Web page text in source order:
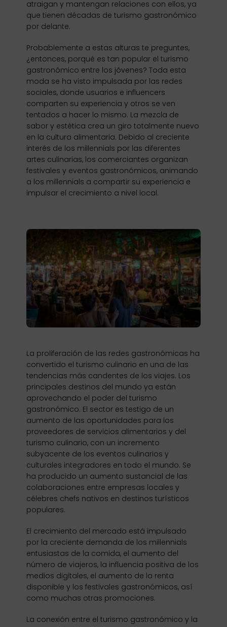
atraigan y mantengan relaciones con ellos, ya
que tienen décadas de turismo gastronómico
por delante.
Probablemente a estas alturas te preguntes,
¿entonces, porqué es tan popular el turismo
gastronómico entre los jóvenes? Toda esta
moda se ha visto impulsada por las redes
sociales, donde usuarios e influencers
comparten su experiencia y otros se ven
tentados a hacer lo mismo. La mezcla de
sabor y estética crea un giro totalmente nuevo
en la cultura alimentaria. Debido al creciente
interés de los millennials por las diferentes
artes culinarias, los comerciantes organizan
festivales y eventos gastronómicos, animando
a los millennials a compartir su experiencia e
impulsar el crecimiento a nivel local.
La proliferación de las redes gastronómicas ha
convertido el turismo culinario en una de las
tendencias más candentes de los viajes. Los
principales destinos del mundo ya están
aprovechando el poder del turismo
gastronómico. El sector es testigo de un
aumento de las oportunidades para los
proveedores de servicios alimentarios y del
turismo culinario, con un incremento
subyacente de los eventos culinarios y
culturales integradores en todo el mundo. Se
ha producido un aumento sustancial de las
colaboraciones entre empresas locales y
célebres chefs nativos en destinos turísticos
populares.
El crecimiento del mercado está impulsado
por la creciente demanda de los millennials
entusiastas de la comida, el aumento del
número de viajeros, la influencia positiva de los
medios digitales, el aumento de la renta
disponible y los festivales gastronómicos, así
como muchas otras promociones.
La conexión entre el turismo gastronómico y la